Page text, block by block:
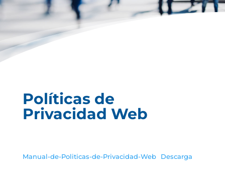
Políticas de
Privacidad Web
Manual-de-Politicas-de-Privacidad-Web Descarga